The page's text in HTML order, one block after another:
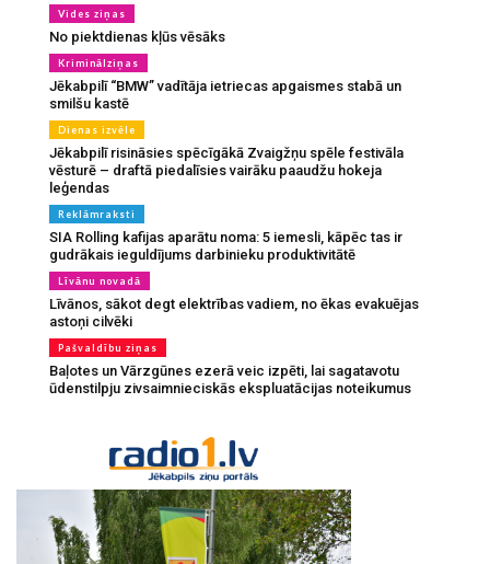
Vides ziņas
No piektdienas kļūs vēsāks
Kriminālziņas
Jēkabpilī “BMW” vadītāja ietriecas apgaismes stabā un
smilšu kastē
Dienas izvēle
Jēkabpilī risināsies spēcīgākā Zvaigžņu spēle festivāla
vēsturē – draftā piedalīsies vairāku paaudžu hokeja
leģendas
Reklāmraksti
SIA Rolling kafijas aparātu noma: 5 iemesli, kāpēc tas ir
gudrākais ieguldījums darbinieku produktivitātē
Līvānu novadā
Līvānos, sākot degt elektrības vadiem, no ēkas evakuējas
astoņi cilvēki
Pašvaldību ziņas
Baļotes un Vārzgūnes ezerā veic izpēti, lai sagatavotu
ūdenstilpju zivsaimnieciskās ekspluatācijas noteikumus